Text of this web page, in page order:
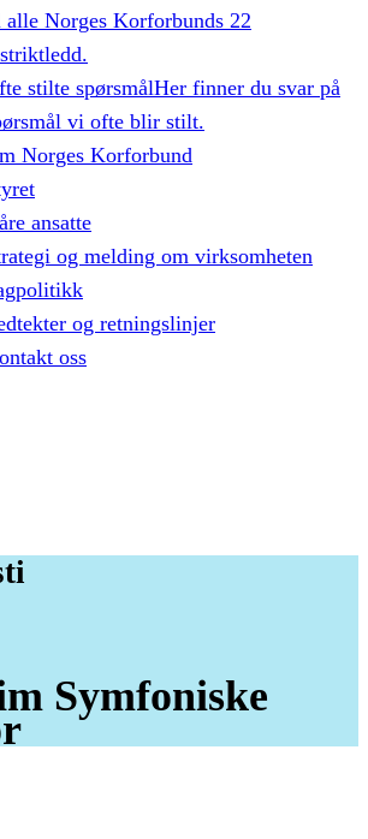
Norges Korforbunds 22
stilte spørsmålHer finner du svar på
vi ofte blir stilt.
Norges Korforbund
ansatte
og melding om virksomheten
og retningslinjer
oss
Symfoniske